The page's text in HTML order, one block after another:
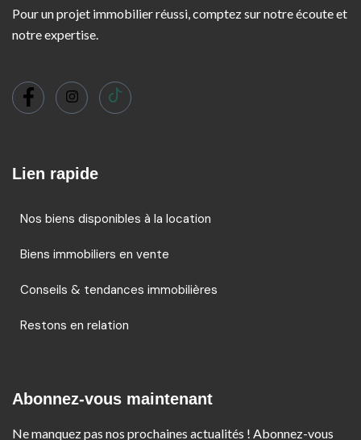
Pour un projet immobilier réussi, comptez sur notre écoute et
notre expertise.
Lien rapide
Nos biens disponibles à la location
Biens immobiliers en vente
Conseils & tendances immobilières
Restons en relation
Abonnez-vous maintenant
Ne manquez pas nos prochaines actualités ! Abonnez-vous